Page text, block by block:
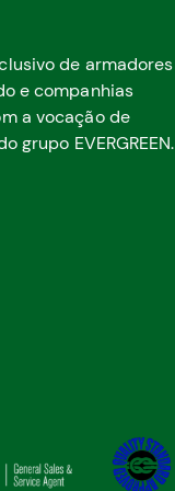
de armadores
e companhias
a vocação de
grupo EVERGREEN.